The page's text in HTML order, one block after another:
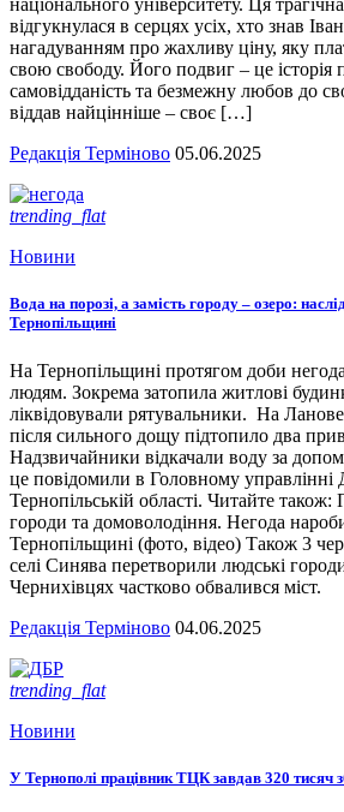
національного університету. Ця
відгукнулася в серцях усіх, хто знав
нагадуванням про жахливу ціну, яку
свою свободу. Його подвиг – це історія
самовідданість та безмежну любов до
віддав найцінніше – своє […]
Редакція Терміново 05.06.2025
trending_flat
Новини
Вода на порозі, а замість городу – озеро:
Тернопільщині
На Тернопільщині протягом доби
людям. Зокрема затопила житлові
ліквідовували рятувальники. На
після сильного дощу підтопило два
Надзвичайники відкачали воду за
це повідомили в Головному
Тернопільській області. Читайте також:
городи та домоволодіння. Негода
Тернопільщині (фото, відео) Також 3
селі Синява перетворили людські
Чернихівцях частково обвалився міст.
Редакція Терміново 04.06.2025
trending_flat
Новини
У Тернополі працівник ТЦК завдав 320 тисяч